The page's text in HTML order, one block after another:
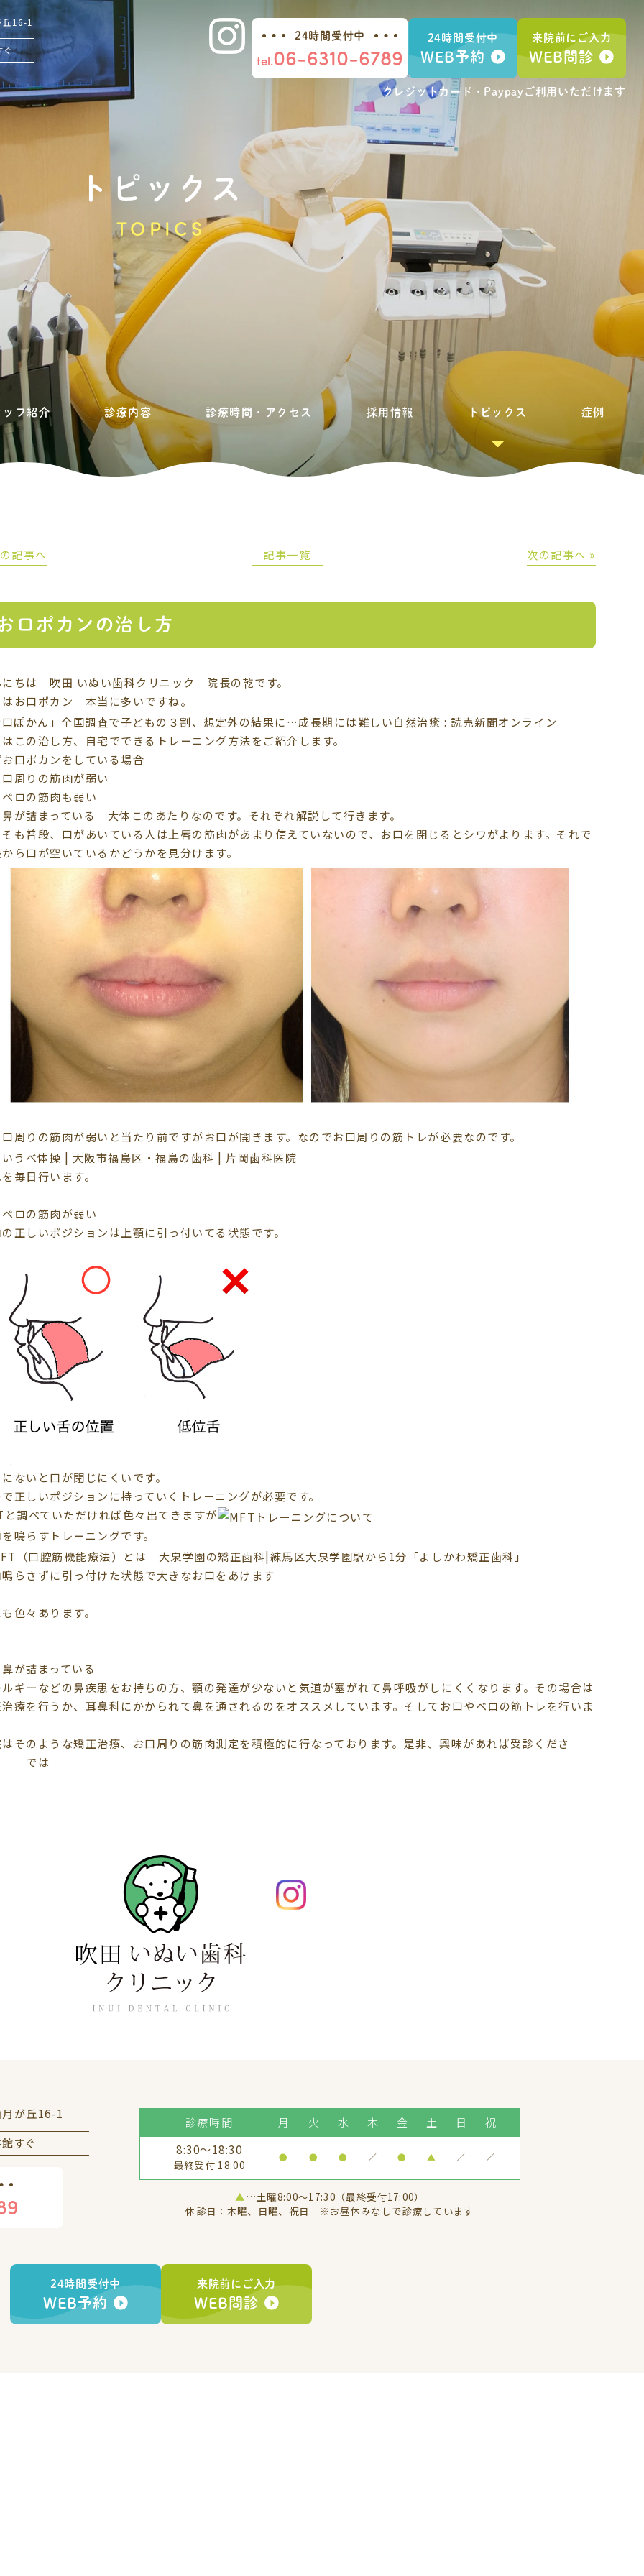
丘16-1
ぐ
24時間受付中
tel.06-6310-6789
24時間受付中
WEB予約
来院前にご入力
WEB問診
クレジットカード・Paypay ご利用いただけます
トピックス
TOPICS
ッフ紹介 診療内容 診療時間・アクセス 採用情報 トピックス 症例
記事へ │記事一覧│ 次の記事へ »
口ポカンの治し方
にちは 吹田 いぬい歯科クリニック 院長の乾です。
お口ポカン 本当に多いですね。
この治し方、自宅でできるトレーニング方法をご紹介します。
お口ポカンをしている場合
口周りの筋肉が弱い
ベロの筋肉も弱い
鼻が詰まっている 大体このあたりなのです。それぞれ解説して行きます。
も普段、口があいている人は上唇の筋肉があまり使えていないので、お口を閉じるとシワがよります。それで
ら口が空いているかどうかを見分けます。
口周りの筋肉が弱いと当たり前ですがお口が開きます。なのでお口周りの筋トレが必要なのです。
毎日行います。
ベロの筋肉が弱い
正しいポジションは上顎に引っ付いてる状態です。
ないと口が閉じにくいです。
正しいポジションに持っていくトレーニングが必要です。
と調べていただければ色々出てきますが
鳴らすトレーニングです。
らさずに引っ付けた状態で大きなお口をあけます
色々あります。
鼻が詰まっている
ルギーなどの鼻疾患をお持ちの方、顎の発達が少ないと気道が塞がれて鼻呼吸がしにくくなります。その場合は
療を行うか、耳鼻科にかかられて鼻を通されるのをオススメしています。そしてお口やベロの筋トレを行いま
はそのような矯正治療、お口周りの筋肉測定を積極的に行なっております。是非、興味があれば受診くださ
では
が丘16-1
すぐ
診療時間 月 火 水 木 金 土 日
祝
8:30～18:30
最終受付 18:00
● ● ● ／ ● ▲ ／ ／
▲ …土曜8:00〜17:30（最終受付17:00）
休診日：木曜、日曜、祝日
※お昼休みなしで診療しています
24時間受付中
WEB予約
来院前にご入力
WEB問診